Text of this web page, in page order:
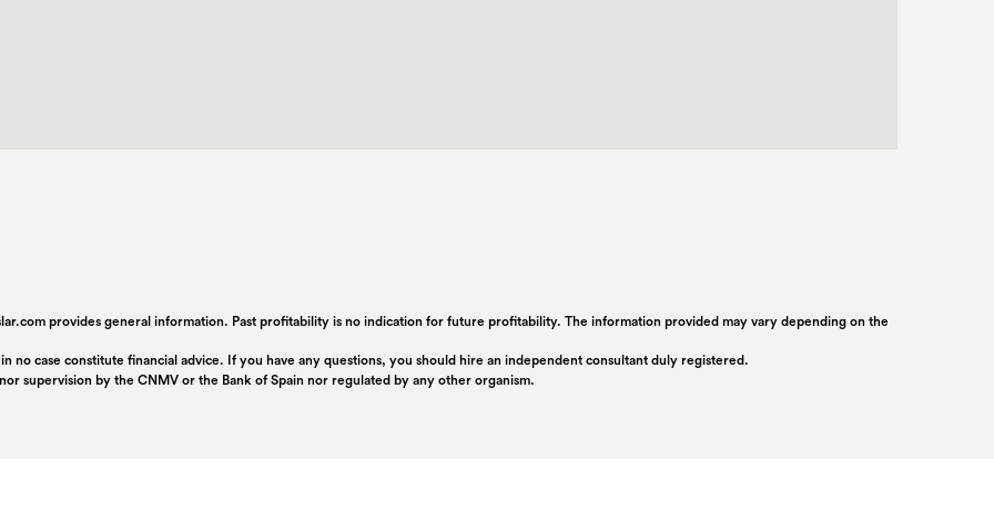
provides general information. Past profitability is no indication for future profitability. The information provided may vary depending on the
no case constitute financial advice. If you have any questions, you should hire an independent consultant duly registered.
supervision by the CNMV or the Bank of Spain nor regulated by any other organism.